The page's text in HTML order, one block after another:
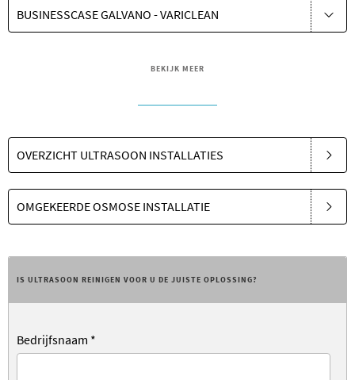
BUSINESSCASE GALVANO - VARICLEAN
BEKIJK MEER
OVERZICHT ULTRASOON INSTALLATIES
OMGEKEERDE OSMOSE INSTALLATIE
IS ULTRASOON REINIGEN VOOR U DE JUISTE OPLOSSING?
Bedrijfsnaam *